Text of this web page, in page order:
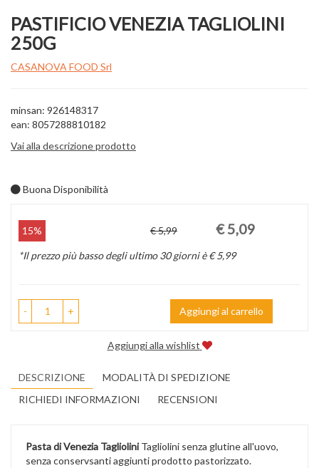
PASTIFICIO VENEZIA TAGLIOLINI
250G
CASANOVA FOOD Srl
minsan: 926148317
ean: 8057288810182
Vai alla descrizione prodotto
Buona Disponibilità
Sconto
del
15% € 5,99
Prezzo
scontato
€ 5,09
*Il prezzo più basso degli ultimo 30 giorni è € 5,99
- + Aggiungi al carrello
Aggiungi alla wishlist
DESCRIZIONE
MODALITÀ DI SPEDIZIONE
RICHIEDI INFORMAZIONI
RECENSIONI
Pasta di Venezia TaglioliniTagliolini senza glutine all'uovo,
senza conservsanti aggiunti prodotto pastorizzato.